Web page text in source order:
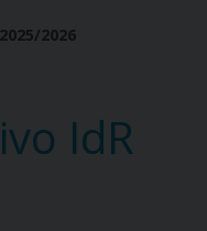
2026
IdR